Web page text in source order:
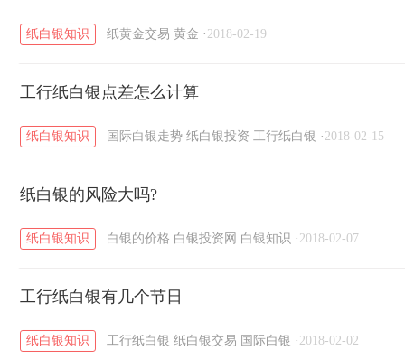
纸白银知识 纸黄金交易 黄金 · 2018-02-19
工行纸白银点差怎么计算
纸白银知识 国际白银走势 纸白银投资 工行纸白银 · 2018-02-15
纸白银的风险大吗?
纸白银知识 白银的价格 白银投资网 白银知识 · 2018-02-07
工行纸白银有几个节日
纸白银知识 工行纸白银 纸白银交易 国际白银 · 2018-02-02